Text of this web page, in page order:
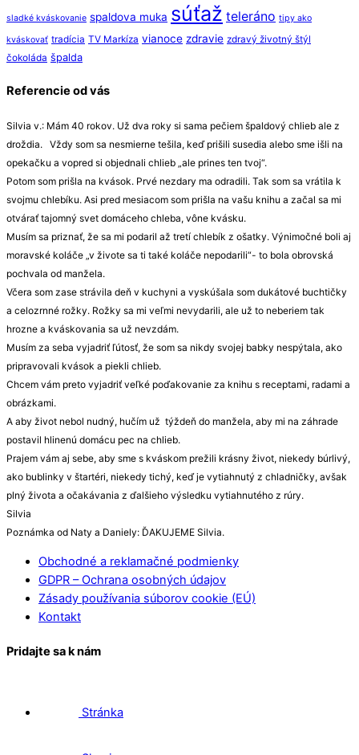
sladké kváskovanie spaldova muka súťaž teleráno tipy ako
kváskovať tradícia TV Markíza vianoce zdravie zdravý životný štýl
čokoláda špalda
Referencie od vás
Silvia v.: Mám 40 rokov. Už dva roky si sama pečiem špaldový chlieb ale z
droždia. Vždy som sa nesmierne tešila, keď prišili susedia alebo sme išli na
opekačku a vopred si objednali chlieb „ale prines ten tvoj“.
Potom som prišla na kvások. Prvé nezdary ma odradili. Tak som sa vrátila k
svojmu chlebíku. Asi pred mesiacom som prišla na vašu knihu a začal sa mi
otvárať tajomný svet domáceho chleba, vône kvásku.
Musím sa priznať, že sa mi podaril až tretí chlebík z ošatky. Výnimočné boli aj
moravské koláče „v živote sa ti také koláče nepodarili“- to bola obrovská
pochvala od manžela.
Včera som zase strávila deň v kuchyni a vyskúšala som dukátové buchtičky
a celozrnné rožky. Rožky sa mi veľmi nevydarili, ale už to neberiem tak
hrozne a kváskovania sa už nevzdám.
Musím za seba vyjadriť ľútosť, že som sa nikdy svojej babky nespýtala, ako
pripravovali kvások a piekli chlieb.
Chcem vám preto vyjadriť veľké poďakovanie za knihu s receptami, radami a
obrázkami.
A aby život nebol nudný, hučím už týždeň do manžela, aby mi na záhrade
postavil hlinenú domácu pec na chlieb.
Prajem vám aj sebe, aby sme s kváskom prežili krásny život, niekedy búrlivý,
ako bublinky v štartéri, niekedy tichý, keď je vytiahnutý z chladničky, avšak
plný života a očakávania z ďalšieho výsledku vytiahnutého z rúry.
Silvia
Poznámka od Naty a Daniely: ĎAKUJEME Silvia.
Obchodné a reklamačné podmienky
GDPR – Ochrana osobných údajov
Zásady používania súborov cookie (EÚ)
Kontakt
Pridajte sa k nám
Stránka